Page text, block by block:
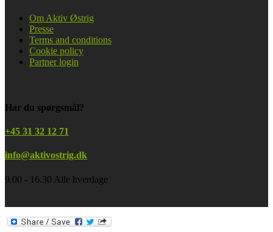
Om Aktiv Østrig
Presse
Terms and conditions
Cookie policy
Partner login
Har du spørgsmål?
+45 31 32 12 71
info@aktivostrig.dk
9.00 - 16.30 Alle hverdage